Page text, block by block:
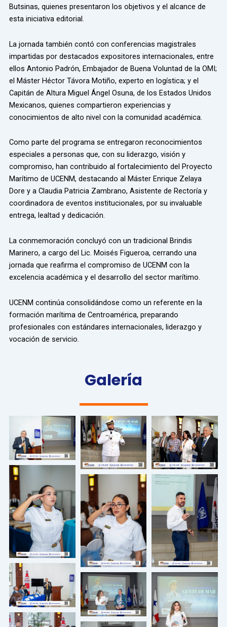
Butsinas, quienes presentaron los objetivos y el alcance de
esta iniciativa editorial.
La jornada también contó con conferencias magistrales
impartidas por destacados expositores internacionales, entre
ellos Antonio Padrón, Embajador de Buena Voluntad de la OMI;
el Máster Héctor Távora Motiño, experto en logística; y el
Capitán de Altura Miguel Ángel Osuna, de los Estados Unidos
Mexicanos, quienes compartieron experiencias y
conocimientos de alto nivel con la comunidad académica.
Como parte del programa se entregaron reconocimientos
especiales a personas que, con su liderazgo, visión y
compromiso, han contribuido al fortalecimiento del Proyecto
Marítimo de UCENM, destacando al Máster Enrique Zelaya
Dore y a Claudia Patricia Zambrano, Asistente de Rectoría y
coordinadora de eventos institucionales, por su invaluable
entrega, lealtad y dedicación.
La conmemoración concluyó con un tradicional Brindis
Marinero, a cargo del Lic. Moisés Figueroa, cerrando una
jornada que reafirma el compromiso de UCENM con la
excelencia académica y el desarrollo del sector marítimo.
UCENM continúa consolidándose como un referente en la
formación marítima de Centroamérica, preparando
profesionales con estándares internacionales, liderazgo y
vocación de servicio.
Galería